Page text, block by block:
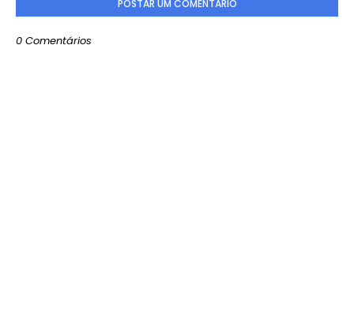
POSTAR UM COMENTÁRIO
0 Comentários